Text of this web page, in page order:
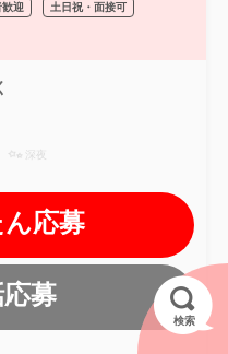
歓迎 土日祝・面接可
深夜
応募
募
検索